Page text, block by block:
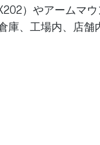
）やアームマウ
庫、工場内、店舗